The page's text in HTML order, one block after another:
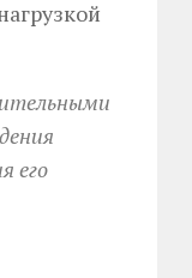
его